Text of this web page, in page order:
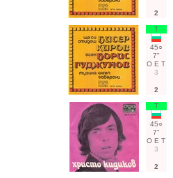
2
Т
45○
7"
О Е Т
3
2
Т
45○
7"
О Е Т
3
2